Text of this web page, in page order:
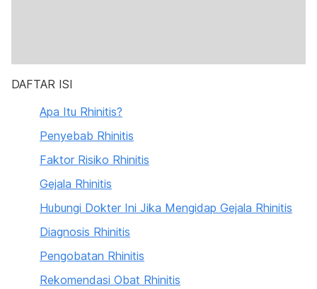
DAFTAR ISI
Apa Itu Rhinitis?
Penyebab Rhinitis
Faktor Risiko Rhinitis
Gejala Rhinitis
Hubungi Dokter Ini Jika Mengidap Gejala Rhinitis
Diagnosis Rhinitis
Pengobatan Rhinitis
Rekomendasi Obat Rhinitis